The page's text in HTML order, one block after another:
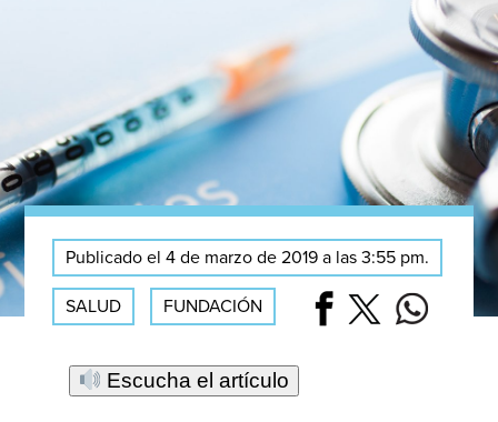
Publicado el 4 de marzo de 2019 a las 3:55 pm.
SALUD FUNDACIÓN
Escucha el artículo